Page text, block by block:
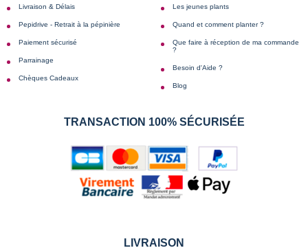
Livraison & Délais
Pepidrive - Retrait à la pépinière
Paiement sécurisé
Parrainage
Chèques Cadeaux
Les jeunes plants
Quand et comment planter ?
Que faire à réception de ma commande
?
Besoin d'Aide ?
Blog
TRANSACTION 100% SÉCURISÉE
LIVRAISON